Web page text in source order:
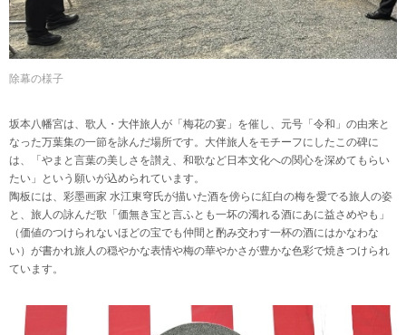
除幕の様子
坂本八幡宮は、歌人・大伴旅人が「梅花の宴」を催し、元号「令和」の由来と
なった万葉集の一節を詠んだ場所です。大伴旅人をモチーフにしたこの碑に
は、「やまと言葉の美しさを讃え、和歌など日本文化への関心を深めてもらい
たい」という願いが込められています。
陶板には、彩墨画家 水江東穹氏が描いた酒を傍らに紅白の梅を愛でる旅人の姿
と、旅人の詠んだ歌「価無き宝と言ふとも一坏の濁れる酒にあに益さめやも」
（価値のつけられないほどの宝でも仲間と酌み交わす一杯の酒にはかなわな
い）が書かれ旅人の穏やかな表情や梅の華やかさが豊かな色彩で焼きつけられ
ています。